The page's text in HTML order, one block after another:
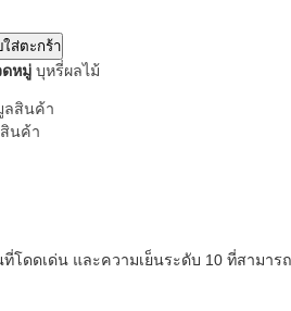
ส่ตะกร้า
หมู่ บุหรี่ผลไม้
ลสินค้า
นค้า
โดดเด่น และความเย็นระดับ 10 ที่สามา